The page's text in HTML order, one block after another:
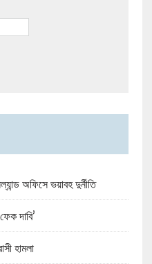
অফিসে ভয়াবহ দুর্নীতি
দাবি’
হামলা